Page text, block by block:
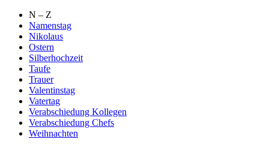
N – Z
Namenstag
Nikolaus
Ostern
Silberhochzeit
Taufe
Trauer
Valentinstag
Vatertag
Verabschiedung Kollegen
Verabschiedung Chefs
Weihnachten